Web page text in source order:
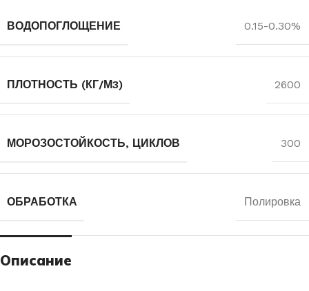
ВОДОПОГЛОЩЕНИЕ 0.15-0.30%
ПЛОТНОСТЬ (КГ/М3) 2600
МОРОЗОСТОЙКОСТЬ, ЦИКЛОВ 300
ОБРАБОТКА Полировка
Описание